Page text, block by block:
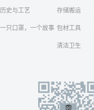
历史与工艺
一只口罩，一个故事
存储搬运
包材工具
清洁卫生